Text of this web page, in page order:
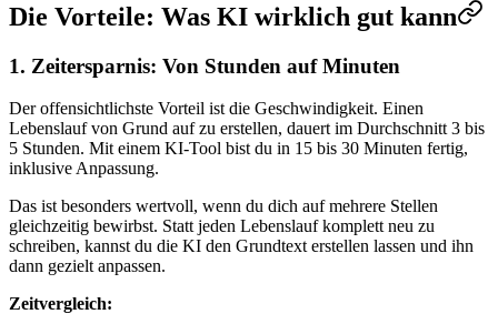
Die Vorteile: Was KI wirklich gut kann
1. Zeitersparnis: Von Stunden auf Minuten
Der offensichtlichste Vorteil ist die Geschwindigkeit. Einen
Lebenslauf von Grund auf zu erstellen, dauert im Durchschnitt 3 bis
5 Stunden. Mit einem KI-Tool bist du in 15 bis 30 Minuten fertig,
inklusive Anpassung.
Das ist besonders wertvoll, wenn du dich auf mehrere Stellen
gleichzeitig bewirbst. Statt jeden Lebenslauf komplett neu zu
schreiben, kannst du die KI den Grundtext erstellen lassen und ihn
dann gezielt anpassen.
Zeitvergleich: